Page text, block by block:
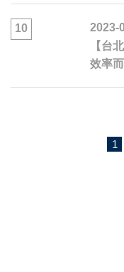
10
2023-
【台
效率
1